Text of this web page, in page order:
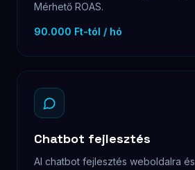
Mérhető ROAS.
90.000 Ft-tól / hó
Chatbot fejlesztés
AI chatbot fejlesztés weboldalra